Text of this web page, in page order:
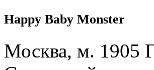
Happy Baby Monster
Москва, м. 1905